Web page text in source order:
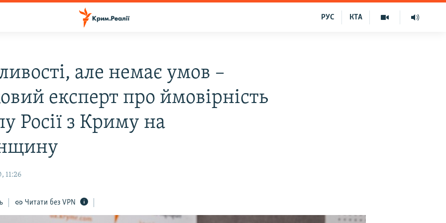
КТА
РУС
але немає умов –
експерт про ймовірність
Росії з Криму на
11:26
Читати без VPN